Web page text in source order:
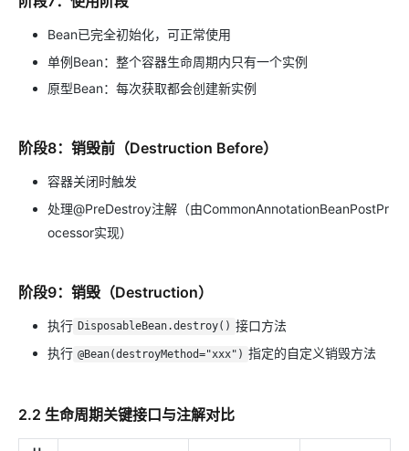
Bean已完全初始化，可正常使用
单例Bean：整个容器生命周期内只有一个实例
原型Bean：每次获取都会创建新实例
阶段8：销毁前（Destruction Before）
容器关闭时触发
处理@PreDestroy注解（由CommonAnnotationBeanPostPr
ocessor实现）
阶段9：销毁（Destruction）
执行 DisposableBean.destroy() 接口方法
执行 @Bean(destroyMethod="xxx") 指定的自定义销毁方法
2.2 生命周期关键接口与注解对比